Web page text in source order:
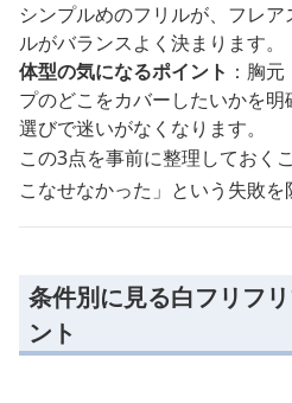
シンプルめのフリルが、フレ
ルがバランスよく決まります。
体型の気になるポイント ：胸
プのどこをカバーしたいかを
選びで迷いがなくなります。
この3点を事前に整理しておく
こなせなかった」という失敗を
条件別に見る白フリフ
ント